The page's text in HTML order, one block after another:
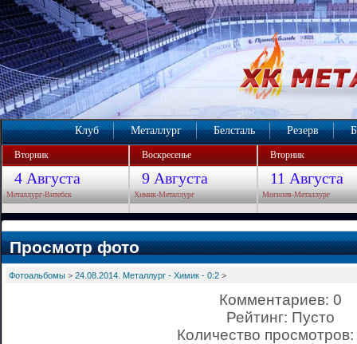
Клуб Металлург Белсталь Резерв
Вторник Воскресенье Вторник
4 Августа 9 Августа 11 Августа
Металлург-Витебск Химик-Металлург Могилев-Металлург
Просмотр фото
Фотоальбомы > 24.08.2014. Металлург - Химик - 0:2 >
Комментариев: 0
Рейтинг: Пусто
Количество